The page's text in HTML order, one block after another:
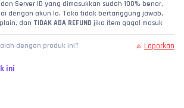
dan Server ID yang dimasukkan sudah 100% benar,
dengan akun lo. Toko tidak bertanggung jawab,
dan TIDAK ADA REFUND jika item gagal masuk
lain akibat kelalaian pembeli dalam menginput
/ Bukti Valid:
Jika terjadi klaim pesanan sukses tapi
memperlihatkan riwayat transaksi di web toko, detail
valid investigasi.
dengan produk ini? Laporkan
ini